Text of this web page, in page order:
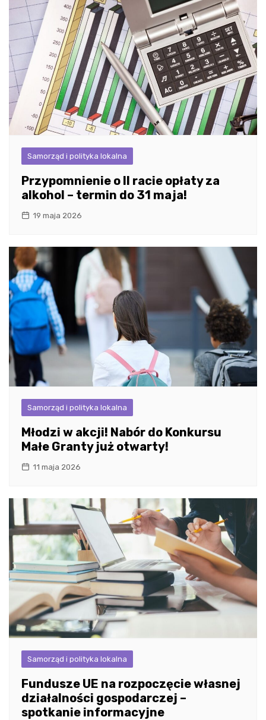
Samorząd i polityka lokalna
Przypomnienie o II racie opłaty za
alkohol – termin do 31 maja!
19 maja 2026
Samorząd i polityka lokalna
Młodzi w akcji! Nabór do Konkursu
Małe Granty już otwarty!
11 maja 2026
Samorząd i polityka lokalna
Fundusze UE na rozpoczęcie własnej
działalności gospodarczej –
spotkanie informacyjne